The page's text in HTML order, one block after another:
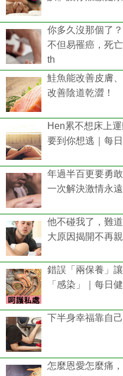
你多久沒那個了
不但易罹癌，死
th
鮭魚能改善皮膚
改善陰道乾澀！
Hen累不想床上
要到你想逃｜每
年過半百更要勇
一次解決激情永
他不碰我了，難
大原因揭開不再
錯誤「兩保養」
「感染」｜每日
下半身幸福靠自
怎麼恩愛怎麼痛